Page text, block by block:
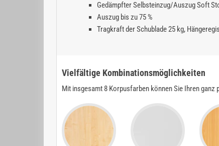
Gedämpfter Selbsteinzug/Auszug Soft
Auszug bis zu 75 %
Tragkraft der Schublade 25 kg,
Vielfältige Kombinationsmöglichkeiten
Mit insgesamt 8 Korpusfarben können Sie Ihren